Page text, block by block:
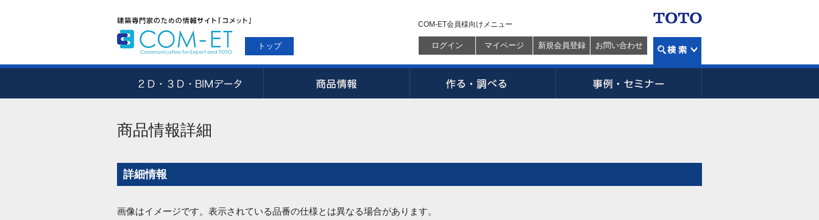
トップ
COM-ET会員様向けメニュー
ログイン マイページ 新規会員登録 お問い合わせ
商品情報詳細
詳細情報
画像はイメージです。表示されている品番の仕様とは異なる場合があります。